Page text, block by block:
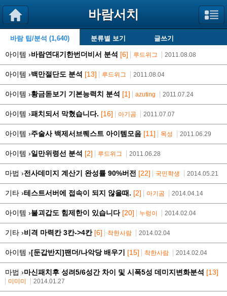
바람서치
바람 팁/분석 (1,640) 분류별 보기 글쓰기
아이템 ›바람연대기한번더비서 분석 [6] 루드위그 2011.08.08
아이템 ›백만절단도 분석 [13] 루드위그 2011.08.04
아이템 ›황금돋보기 기본능력치 분석 [1] azuting 2011.07.24
아이템 ›패치되서 막혔습니다. [16] 아기곰 2011.07.07
아이템 ›주술사 백제서브퀘스트 아이템모음 [11] 목성 2011.06.29
아이템 ›일만위령선 분석 [2] 루드위그 2011.06.28
마법 ›전사데미지 계산기 완성률 90%버전 [22] 국민학생 2014.05.21
기타 ›테스트서버에 접속이 되지 않을때. [2] 아기곰 2014.04.14
아이템 ›불괴갑도 힘제한이 있습니다 [20] 누렁이 2014.02.04
기타 ›비격 마력칸 3칸->4칸 [6] 착한사람 2014.02.04
아이템 ›[둔갑반지]팬더/나악당 배우기 [15] 착한사람 2014.02.04
마법 ›마신패치후 성려5/6성간 차이 및 시폭5성 데미지변화분석 [13]
미미미 2014.01.27